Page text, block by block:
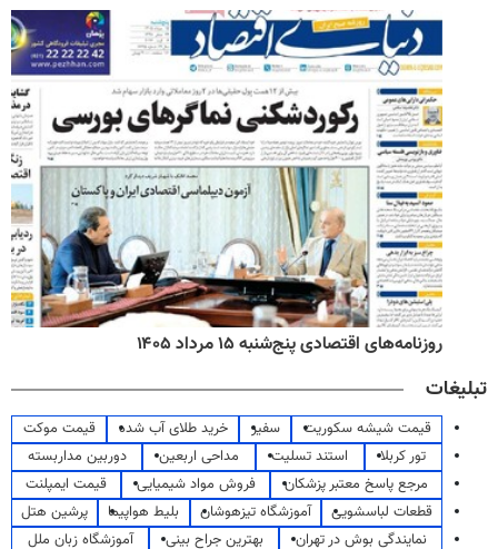
روزنامه‌های اقتصادی پنج‌شنبه ۱۵ مرداد ۱۴۰۵
تبلیغات
قیمت شیشه سکوریت سفیر خرید طلای آب شده
قیمت موکت
تور کربلا
استند تسلیت مداحی اربعین
دوربین مداربسته
مرجع پاسخ معتبر پزشکان
فروش مواد شیمیایی
قیمت ایمپلنت
قطعات لباسشویی
آموزشگاه تیزهوشان بلیط هواپیما
پرشین هتل
نمایندگی بوش در تهران
بهترین جراح بینی
آموزشگاه زبان ملل